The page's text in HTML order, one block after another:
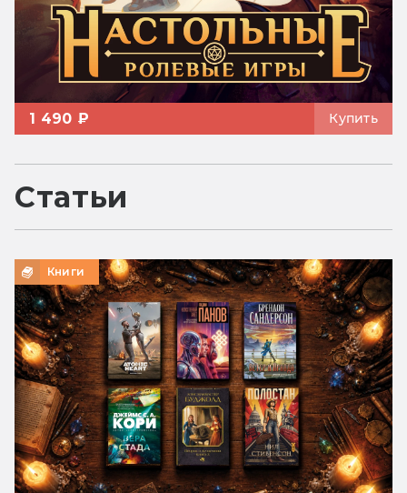
1 490 ₽ Купить
Статьи
Книги